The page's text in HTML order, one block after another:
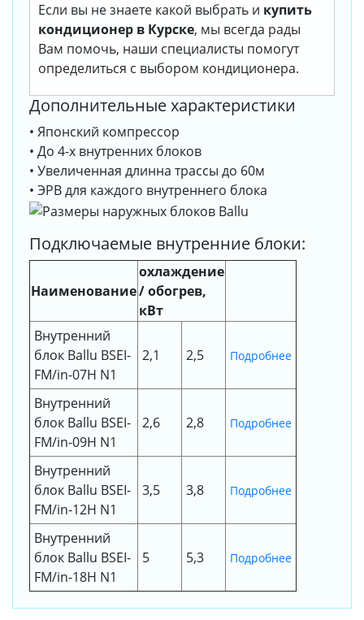
Если вы не знаете какой выбрать и купить
кондиционер в Курске, мы всегда рады
Вам помочь, наши специалисты помогут
определиться с выбором кондиционера.
Дополнительные характеристики
• Японский компрессор
• До 4-х внутренних блоков
• Увеличенная длинна трассы до 60м
• ЭРВ для каждого внутреннего блока
Подключаемые внутренние блоки:
Наименование
охлаждение
/ обогрев,
кВт
Внутренний
блок Ballu BSEI-
FM/in-07H N1
2,1 2,5 Подробнее
Внутренний
блок Ballu BSEI-
FM/in-09H N1
2,6 2,8 Подробнее
Внутренний
блок Ballu BSEI-
FM/in-12H N1
3,5 3,8 Подробнее
Внутренний
блок Ballu BSEI-
FM/in-18H N1
5 5,3 Подробнее